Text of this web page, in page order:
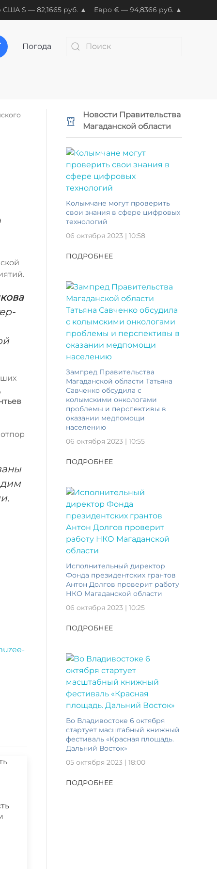
США $ — 82,1665 руб. ▲ Евро € — 94,8366 руб. ▲
Погода
,
Новости Правительства
Магаданской области
Колымчане могут проверить
свои знания в сфере цифровых
технологий
06 октября 2023 | 10:58
ПОДРОБНЕЕ
Зампред Правительства
Магаданской области Татьяна
Савченко обсудила с
колымскими онкологами
проблемы и перспективы в
оказании медпомощи
населению
06 октября 2023 | 10:55
ПОДРОБНЕЕ
Исполнительный директор
Фонда президентских грантов
Антон Долгов проверит работу
НКО Магаданской области
06 октября 2023 | 10:25
ПОДРОБНЕЕ
Во Владивостоке 6 октября
стартует масштабный книжный
фестиваль «Красная площадь.
Дальний Восток»
05 октября 2023 | 18:00
ПОДРОБНЕЕ